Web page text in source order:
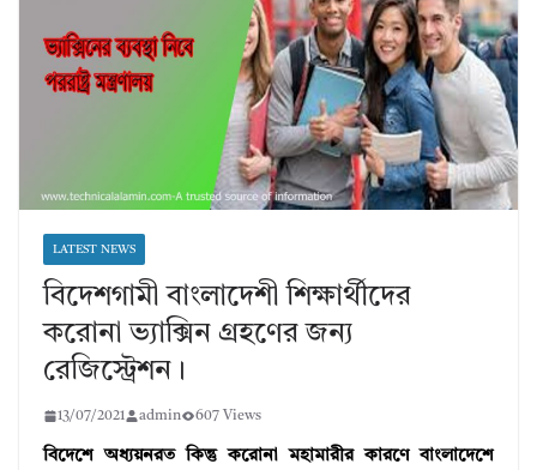
LATEST NEWS
বিদেশগামী বাংলাদেশী শিক্ষার্থীদের
করোনা ভ্যাক্সিন গ্রহণের জন্য
রেজিস্ট্রেশন।
13/07/2021 admin 607 Views
বিদেশে অধ্যয়নরত কিন্তু করোনা মহামারীর কারণে বাংলাদেশে